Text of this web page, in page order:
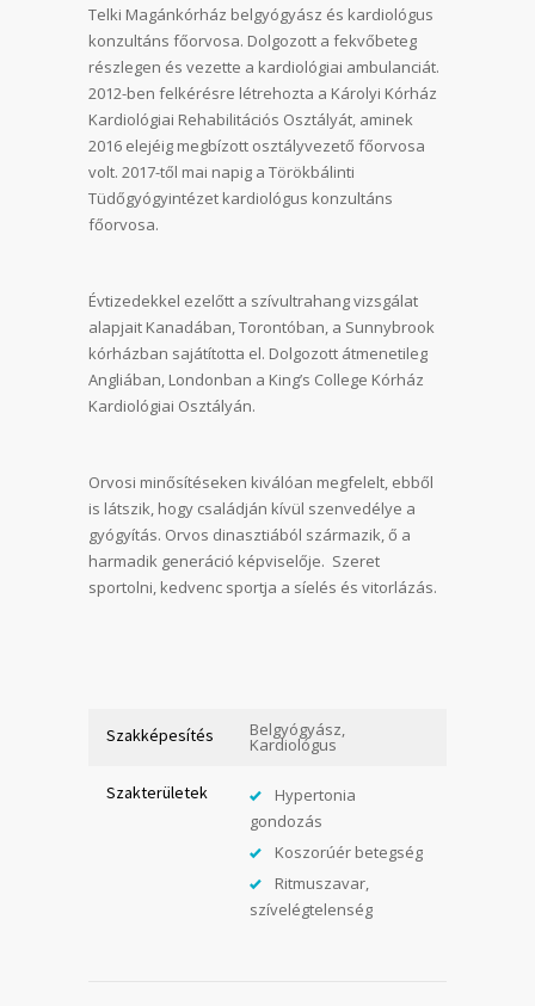
Telki Magánkórház belgyógyász és kardiológus
konzultáns főorvosa. Dolgozott a fekvőbeteg
részlegen és vezette a kardiológiai ambulanciát.
2012-ben felkérésre létrehozta a Károlyi Kórház
Kardiológiai Rehabilitációs Osztályát, aminek
2016 elejéig megbízott osztályvezető főorvosa
volt. 2017-től mai napig a Törökbálinti
Tüdőgyógyintézet kardiológus konzultáns
főorvosa.
Évtizedekkel ezelőtt a szívultrahang vizsgálat
alapjait Kanadában, Torontóban, a Sunnybrook
kórházban sajátította el. Dolgozott átmenetileg
Angliában, Londonban a King’s College Kórház
Kardiológiai Osztályán.
Orvosi minősítéseken kiválóan megfelelt, ebből
is látszik, hogy családján kívül szenvedélye a
gyógyítás. Orvos dinasztiából származik, ő a
harmadik generáció képviselője. Szeret
sportolni, kedvenc sportja a síelés és vitorlázás.
Szakképesítés Belgyógyász,
Kardiológus
Szakterületek
Hypertonia
gondozás
Koszorúér betegség
Ritmuszavar,
szívelégtelenség